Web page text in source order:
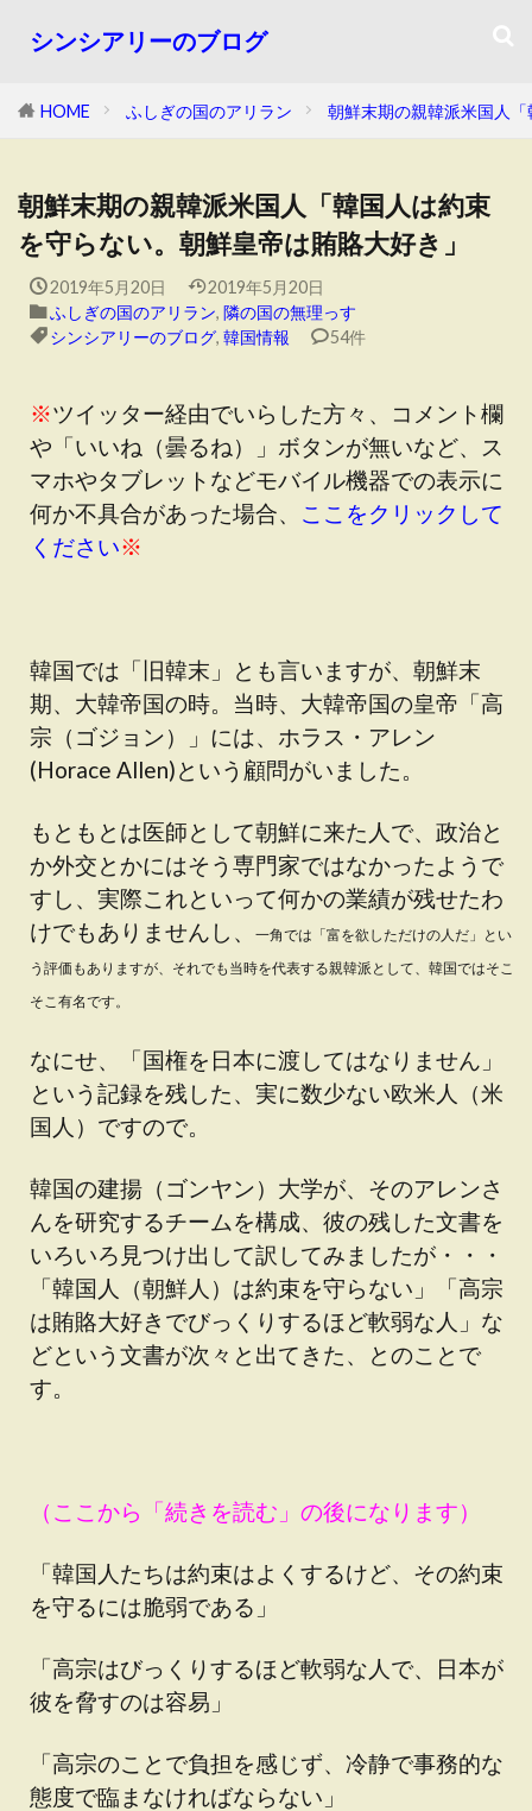
シンシアリーのブログ
HOME ふしぎの国のアリラン 朝鮮末期の親韓派米国人
朝鮮末期の親韓派米国人「韓国人は約束
を守らない。朝鮮皇帝は賄賂大好き」
2019年5月20日
2019年5月20日
ふしぎの国のアリラン, 隣の国の無理っす
シンシアリーのブログ, 韓国情報 54件
※ツイッター経由でいらした方々、コメント欄
や「いいね（曇るね）」ボタンが無いなど、ス
マホやタブレットなどモバイル機器での表示に
何か不具合があった場合、 ここをクリックして
ください※
韓国では「旧韓末」とも言いますが、朝鮮末
期、大韓帝国の時。当時、大韓帝国の皇帝「高
宗（ゴジョン）」には、ホラス・アレン
(Horace Allen)という顧問がいました。
もともとは医師として朝鮮に来た人で、政治と
か外交とかにはそう専門家ではなかったようで
すし、実際これといって何かの業績が残せたわ
けでもありませんし、
一角では「富を欲しただけの人だ」とい
う評価もありますが、 それでも当時を代表する親韓派として、韓国ではそこ
そこ有名です。
なにせ、「国権を日本に渡してはなりません」
という記録を残した、実に数少ない欧米人（米
国人）ですので。
韓国の建揚（ゴンヤン）大学が、そのアレンさ
んを研究するチームを構成、彼の残した文書を
いろいろ見つけ出して訳してみましたが・・・
「韓国人（朝鮮人）は約束を守らない」「高宗
は賄賂大好きでびっくりするほど軟弱な人」な
どという文書が次々と出てきた、とのことで
す。
（ここから「続きを読む」の後になります）
「韓国人たちは約束はよくするけど、その約束
を守るには脆弱である」
「高宗はびっくりするほど軟弱な人で、日本が
彼を脅すのは容易」
「高宗のことで負担を感じず、冷静で事務的な
態度で臨まなければならない」